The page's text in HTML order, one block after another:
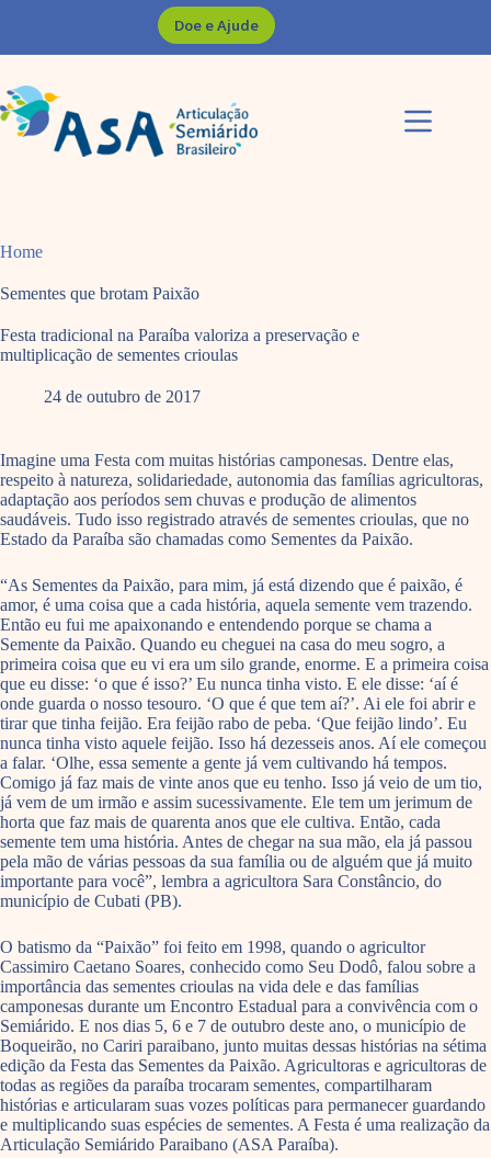
Doe e Ajude
Home
Sementes que brotam Paixão
Festa tradicional na Paraíba valoriza a preservação e
multiplicação de sementes crioulas
24 de outubro de 2017
Imagine uma Festa com muitas histórias camponesas. Dentre elas,
respeito à natureza, solidariedade, autonomia das famílias agricultoras,
adaptação aos períodos sem chuvas e produção de alimentos
saudáveis. Tudo isso registrado através de sementes crioulas, que no
Estado da Paraíba são chamadas como Sementes da Paixão.
“As Sementes da Paixão, para mim, já está dizendo que é paixão, é
amor, é uma coisa que a cada história, aquela semente vem trazendo.
Então eu fui me apaixonando e entendendo porque se chama a
Semente da Paixão. Quando eu cheguei na casa do meu sogro, a
primeira coisa que eu vi era um silo grande, enorme. E a primeira coisa
que eu disse: ‘o que é isso?’ Eu nunca tinha visto. E ele disse: ‘aí é
onde guarda o nosso tesouro. ‘O que é que tem aí?’. Ai ele foi abrir e
tirar que tinha feijão. Era feijão rabo de peba. ‘Que feijão lindo’. Eu
nunca tinha visto aquele feijão. Isso há dezesseis anos. Aí ele começou
a falar. ‘Olhe, essa semente a gente já vem cultivando há tempos.
Comigo já faz mais de vinte anos que eu tenho. Isso já veio de um tio,
já vem de um irmão e assim sucessivamente. Ele tem um jerimum de
horta que faz mais de quarenta anos que ele cultiva. Então, cada
semente tem uma história. Antes de chegar na sua mão, ela já passou
pela mão de várias pessoas da sua família ou de alguém que já muito
importante para você”, lembra a agricultora Sara Constâncio, do
município de Cubati (PB).
O batismo da “Paixão” foi feito em 1998, quando o agricultor
Cassimiro Caetano Soares, conhecido como Seu Dodô, falou sobre a
importância das sementes crioulas na vida dele e das famílias
camponesas durante um Encontro Estadual para a convivência com o
Semiárido. E nos dias 5, 6 e 7 de outubro deste ano, o município de
Boqueirão, no Cariri paraibano, junto muitas dessas histórias na sétima
edição da Festa das Sementes da Paixão. Agricultoras e agricultoras de
todas as regiões da paraíba trocaram sementes, compartilharam
histórias e articularam suas vozes políticas para permanecer guardando
e multiplicando suas espécies de sementes. A Festa é uma realização da
Articulação Semiárido Paraibano (ASA Paraíba).